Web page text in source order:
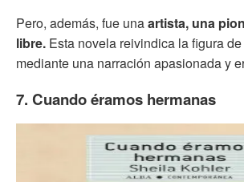
Pero, además, fue unaartista, una
libre. Esta novela reivindica la figura
mediante una narración apasionada y
7. Cuando éramos hermanas